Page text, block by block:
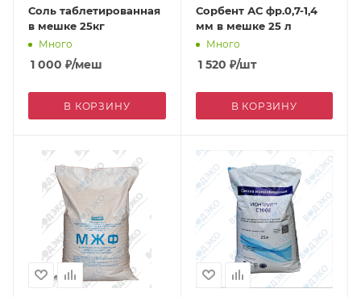
Соль таблетированная
в мешке 25кг
Много
1 000 ₽/меш
В КОРЗИНУ
Сорбент АС фр.0,7-1,4
мм в мешке 25 л
Много
1 520 ₽/шт
В КОРЗИНУ